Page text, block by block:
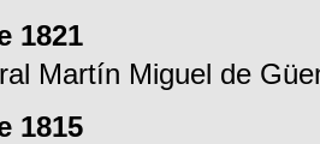
1821
Martín Miguel de
1815